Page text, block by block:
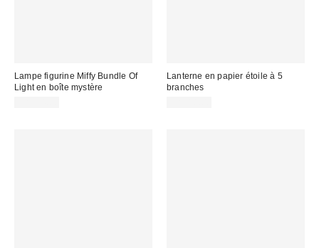
Lampe figurine Miffy Bundle Of
Light en boîte mystère
Lanterne en papier étoile à 5
branches